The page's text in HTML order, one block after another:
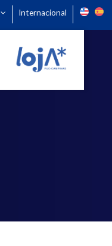
Internacional